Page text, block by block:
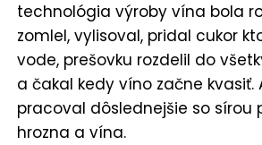
technológia výroby vína bola
zomlel, vylisoval, pridal cukor
vode, prešovku rozdelil do
a čakal kedy víno začne kvasiť.
pracoval dôslednejšie so sírou
hrozna a vína.